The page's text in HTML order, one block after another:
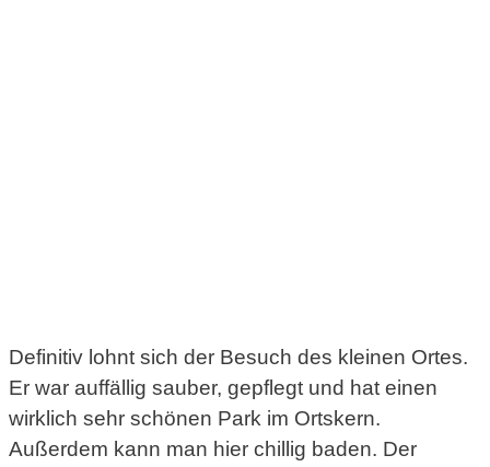
Definitiv lohnt sich der Besuch des kleinen Ortes.
Er war auffällig sauber, gepflegt und hat einen
wirklich sehr schönen Park im Ortskern.
Außerdem kann man hier chillig baden. Der